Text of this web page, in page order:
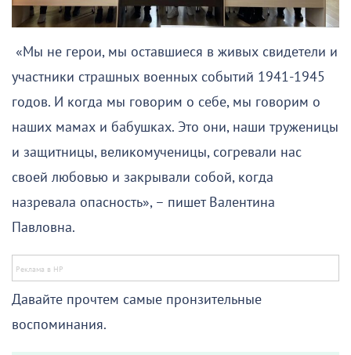
«Мы не герои, мы оставшиеся в живых свидетели и
участники страшных военных событий 1941-1945
годов. И когда мы говорим о себе, мы говорим о
наших мамах и бабушках. Это они, наши труженицы
и защитницы, великомученицы, согревали нас
своей любовью и закрывали собой, когда
назревала опасность», – пишет Валентина
Павловна.
Давайте прочтем самые пронзительные
воспоминания.